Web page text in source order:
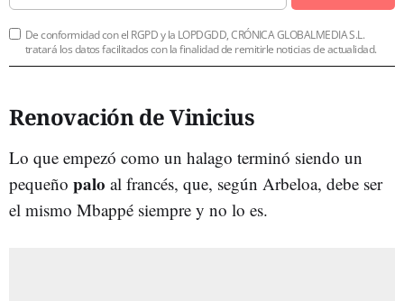
De conformidad con el RGPD y la LOPDGDD, CRÓNICA GLOBALMEDIA S.L.
tratará los datos facilitados con la finalidad de remitirle noticias de actualidad.
Renovación de Vinicius
Lo que empezó como un halago terminó siendo un
pequeño palo al francés, que, según Arbeloa, debe ser
el mismo Mbappé siempre y no lo es.